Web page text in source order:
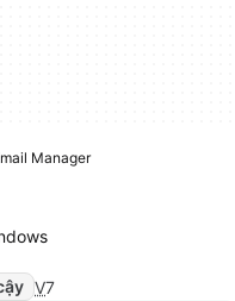
Manager
V7